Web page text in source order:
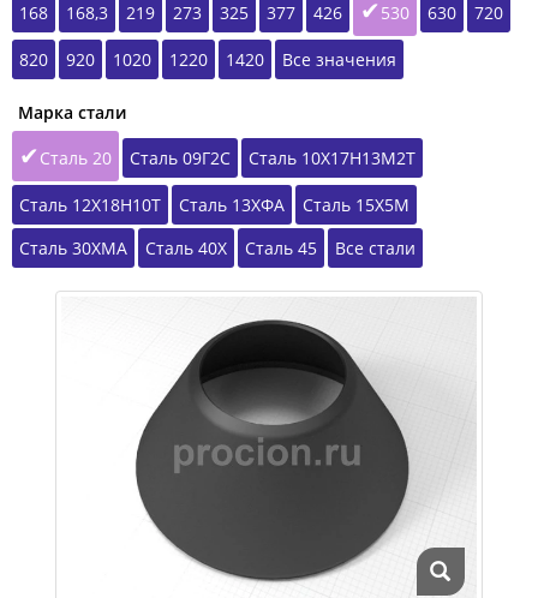
168 168,3 219 273 325 377 426 530 630 720
820 920 1020 1220 1420 Все значения
Марка стали
Сталь 20
Сталь 09Г2С Сталь 10Х17Н13М2Т
Сталь 12Х18Н10Т Сталь 13ХФА
Сталь 15Х5М
Сталь 30ХМА
Сталь 40Х Сталь 45 Все стали